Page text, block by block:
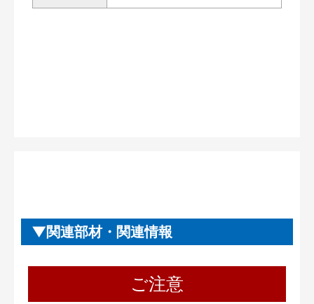
関連部材・関連情報
ご注意